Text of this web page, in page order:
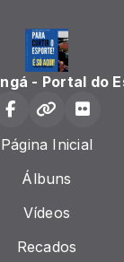
- Portal do
Página Inicial
Álbuns
Vídeos
Recados